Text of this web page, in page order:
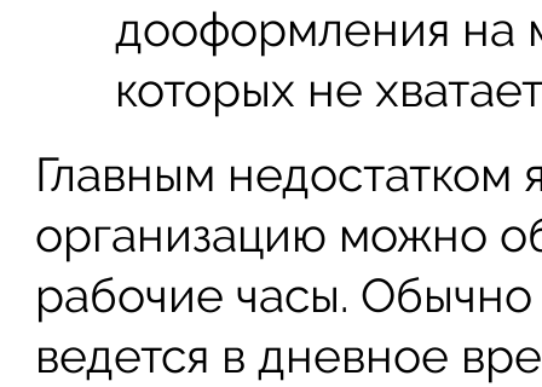
дооформления на
которых не
Главным недостатком
организацию можно
рабочие часы.
ведется в дневное